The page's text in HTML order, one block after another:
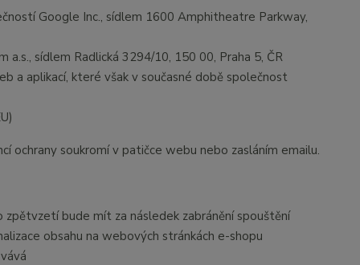
Google Inc., sídlem 1600 Amphitheatre Parkway,
sídlem Radlická 3294/10, 150 00, Praha 5, ČR
a aplikací, které však v současné době společnost
ochrany soukromí v patičce webu nebo zasláním emailu.
bude mít za následek zabránění spouštění
obsahu na webových stránkách e-shopu